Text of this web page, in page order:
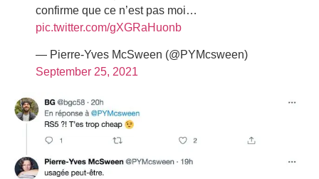
confirme que ce n’est pas moi…
pic.twitter.com/gXGRaHuonb
— Pierre-Yves McSween (@PYMcsween)
September 25, 2021